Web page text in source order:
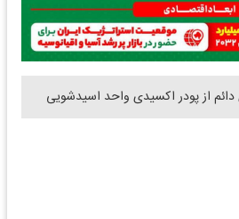
دائم از پودر اکسیدی واحد اسیدشویی